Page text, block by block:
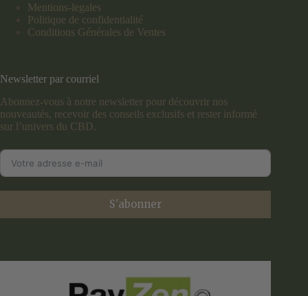
Mentions-legales
Politique de confidentialité
Conditions Générales de Ventes
Newsletter par courriel
Abonnez-vous à notre newsletter pour découvrir nos
nouveautés, recevoir des conseils exclusifs et rester informé
sur l’univers du CBD.
S'abonner